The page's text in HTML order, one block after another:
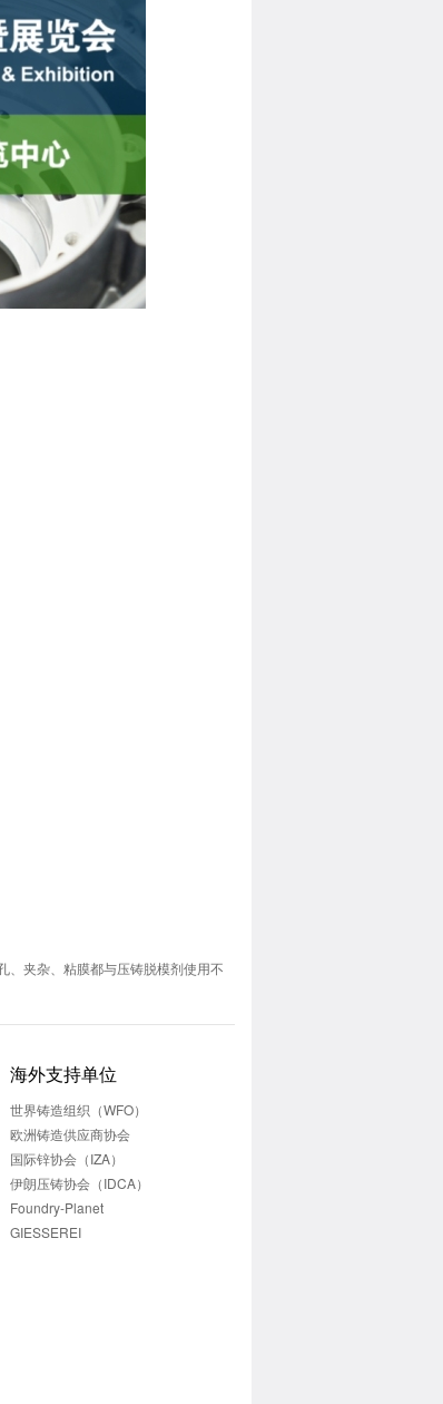
、夹杂、粘膜都与压铸脱模剂使用不
海外支持单位
世界铸造组织（WFO）
欧洲铸造供应商协会
国际锌协会（IZA）
伊朗压铸协会（IDCA）
Foundry-Planet
GIESSEREI